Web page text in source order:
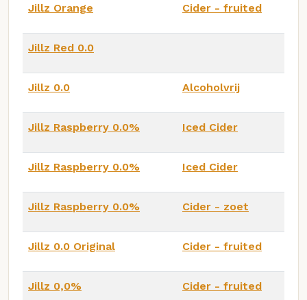
Jillz Orange Cider - fruited
Jillz Red 0.0
Jillz 0.0 Alcoholvrij
Jillz Raspberry 0.0% Iced Cider
Jillz Raspberry 0.0% Iced Cider
Jillz Raspberry 0.0% Cider - zoet
Jillz 0.0 Original Cider - fruited
Jillz 0,0% Cider - fruited